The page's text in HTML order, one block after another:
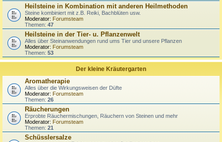
Heilsteine in Kombination mit anderen Heilmethoden
Steine kombiniert mit z.B. Reiki, Bachblüten usw.
Moderator: Forumsteam
Themen: 47
Heilsteine in der Tier- u. Pflanzenwelt
Alles über Steinanwendungen rund ums Tier und unsere Pflanzen
Moderator: Forumsteam
Themen: 53
Der kleine Kräutergarten
Aromatherapie
Alles über die Wirkungsweisen der Düfte
Moderator: Forumsteam
Themen: 26
Räucherungen
Erprobte Räuchermischungen, Räuchern von Steinen und mehr
Moderator: Forumsteam
Themen: 21
Schüsslersalze